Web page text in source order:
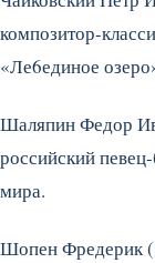
композитор-
«Ле6единое
Шаляпин Федор
российский
мира.
Шопен Фредерик